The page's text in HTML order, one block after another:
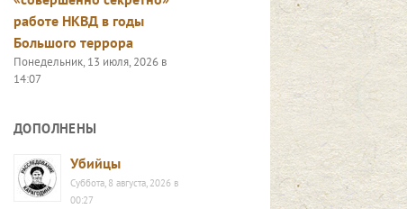
работе НКВД в годы
Большого террора
Понедельник, 13 июля, 2026 в
14:07
ДОПОЛНЕНЫ
Убийцы
Суббота, 8 августа, 2026 в
00:27